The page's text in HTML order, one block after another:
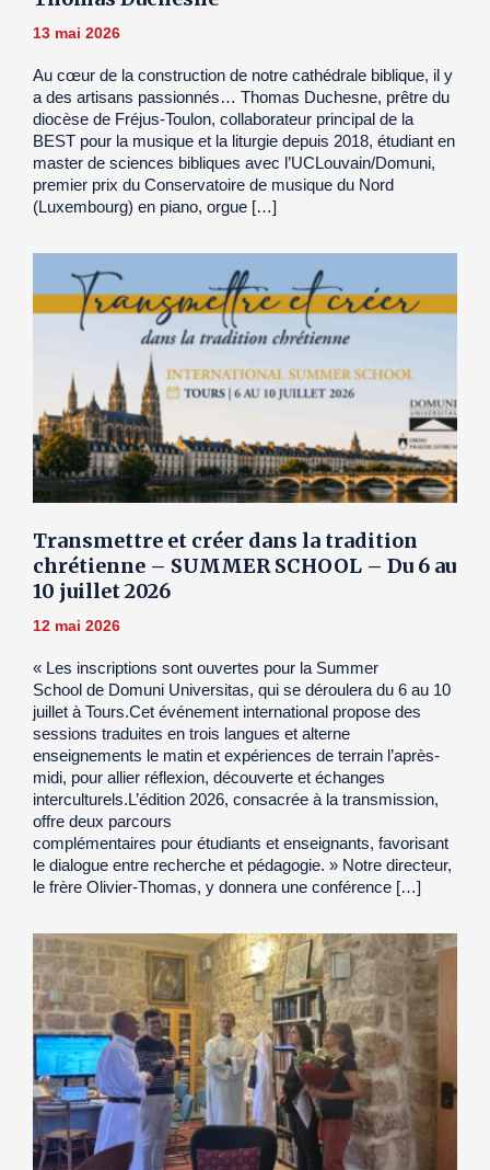
13 mai 2026
Au cœur de la construction de notre cathédrale biblique, il y
a des artisans passionnés… Thomas Duchesne, prêtre du
diocèse de Fréjus-Toulon, collaborateur principal de la
BEST pour la musique et la liturgie depuis 2018, étudiant en
master de sciences bibliques avec l’UCLouvain/Domuni,
premier prix du Conservatoire de musique du Nord
(Luxembourg) en piano, orgue […]
Transmettre et créer dans la tradition
chrétienne – SUMMER SCHOOL – Du 6 au
10 juillet 2026
12 mai 2026
« Les inscriptions sont ouvertes pour la Summer
School de Domuni Universitas, qui se déroulera du 6 au 10
juillet à Tours.Cet événement international propose des
sessions traduites en trois langues et alterne
enseignements le matin et expériences de terrain l’après-
midi, pour allier réflexion, découverte et échanges
interculturels.L’édition 2026, consacrée à la transmission,
offre deux parcours
complémentaires pour étudiants et enseignants, favorisant
le dialogue entre recherche et pédagogie. » Notre directeur,
le frère Olivier-Thomas, y donnera une conférence […]